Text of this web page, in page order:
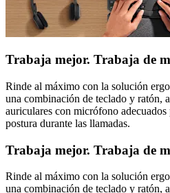
Trabaja mejor. Trabaja de
Rinde al máximo con la solución
una combinación de teclado y ratón,
auriculares con micrófono adecuados
postura durante las llamadas.
Trabaja mejor. Trabaja de
Rinde al máximo con la solución
una combinación de teclado y ratón,